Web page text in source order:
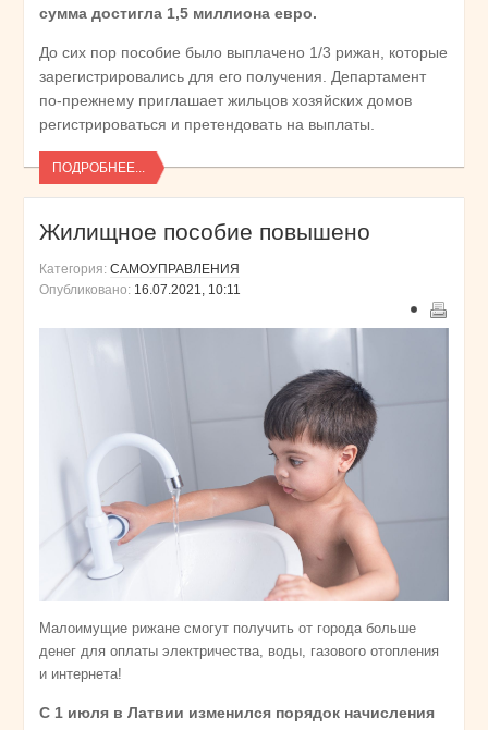
сумма достигла 1,5 миллиона евро.
До сих пор пособие было выплачено 1/3 рижан, которые
зарегистрировались для его получения. Департамент
по-прежнему приглашает жильцов хозяйских домов
регистрироваться и претендовать на выплаты.
ПОДРОБНЕЕ...
Жилищное пособие повышено
Категория: САМОУПРАВЛЕНИЯ
Опубликовано: 16.07.2021, 10:11
Малоимущие рижане смогут получить от города больше
денег для оплаты электричества, воды, газового отопления
и интернета!
C 1 июля в Латвии изменился порядок начисления